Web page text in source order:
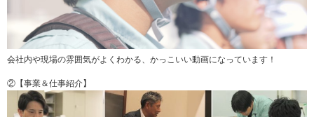
会社内や現場の雰囲気がよくわかる、かっこいい動画になっています！
②【事業＆仕事紹介】